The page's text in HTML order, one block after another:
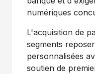
numériques
L'acquisition de
segments
personnalisées
soutien de